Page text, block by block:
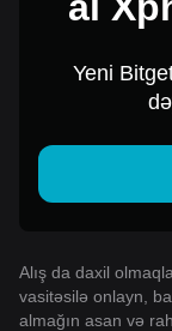
Yeni
Alış da daxil
vasitəsilə onlayn,
almağın asan və